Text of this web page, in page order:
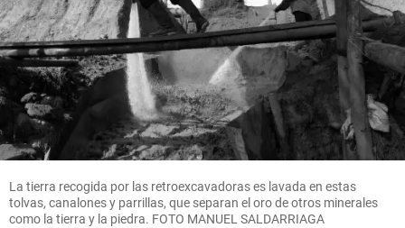
La tierra recogida por las retroexcavadoras es lavada en estas
tolvas, canalones y parrillas, que separan el oro de otros minerales
como la tierra y la piedra. FOTO MANUEL SALDARRIAGA